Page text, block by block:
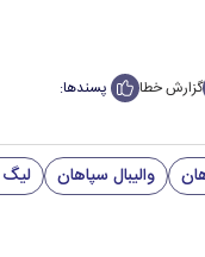
گزارش خطا پسندها:
والیبال سپاهان لیگ